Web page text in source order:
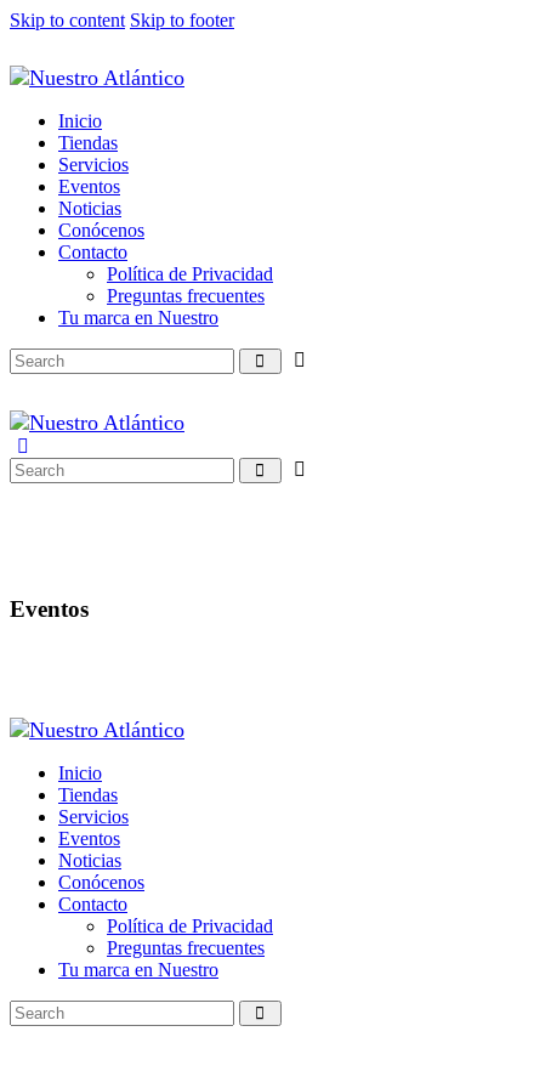
Skip to content Skip to footer
Inicio
Tiendas
Servicios
Eventos
Noticias
Conócenos
Contacto
Política de Privacidad
Preguntas frecuentes
Tu marca en Nuestro
Eventos
Inicio
Tiendas
Servicios
Eventos
Noticias
Conócenos
Contacto
Política de Privacidad
Preguntas frecuentes
Tu marca en Nuestro